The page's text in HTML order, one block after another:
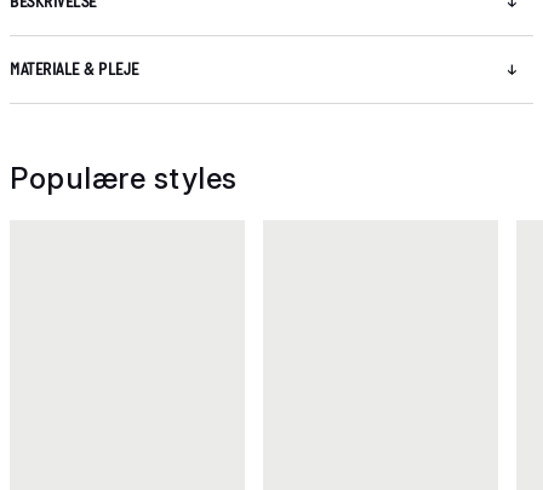
MATERIALE & PLEJE
Populære styles